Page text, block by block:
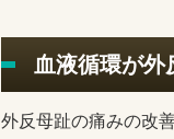
血液循環が
外反母趾の痛みの改